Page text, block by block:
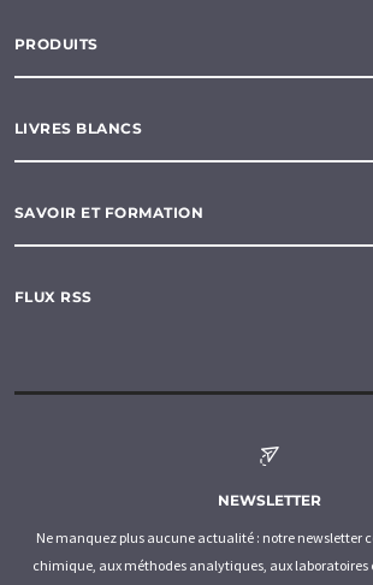
PRODUITS
LIVRES BLANCS
SAVOIR ET FORMATION
FLUX RSS
NEWSLETTER
Ne manquez plus aucune actualité : notre newsletter
chimique, aux méthodes analytiques, aux laboratoires